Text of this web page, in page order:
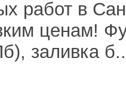
работ в
ценам!
заливка